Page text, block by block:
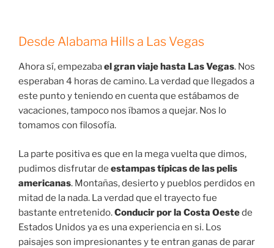
Desde Alabama Hills a Las Vegas
Ahora sí, empezabael gran viaje hasta Las Vegas. Nos
esperaban 4 horas de camino. La verdad que llegados a
este punto y teniendo en cuenta que estábamos de
vacaciones, tampoco nos íbamos a quejar. Nos lo
tomamos con filosofía.
La parte positiva es que en la mega vuelta que dimos,
pudimos disfrutar de estampas típicas de las pelis
americanas. Montañas, desierto y pueblos perdidos en
mitad de la nada. La verdad que el trayecto fue
bastante entretenido.Conducir por la Costa Oestede
Estados Unidos ya es una experiencia en si. Los
paisajes son impresionantes y te entran ganas de parar